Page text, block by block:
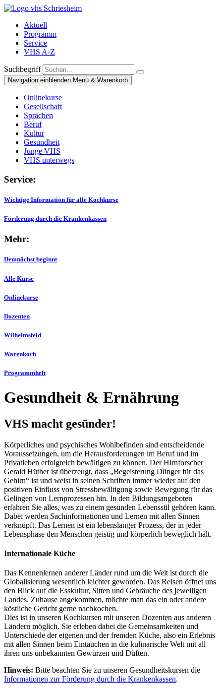
Aktuell
Programm
Service
VHS A-Z
Suchbegriff
Navigation einblenden Menü & Warenkorb
Onlinekurse
Gesellschaft
Sprachen
Beruf
Kultur
Gesundheit
Junge VHS
VHS unterwegs
Service:
Wichtige Information für alle Kochkurse
Förderung durch die Krankenkassen
Mehr:
Demnächst beginnt
Alle Kurse
Onlinekurse
Dozenten
Wilhelmsfeld
Warenkorb
Programmheft
Gesundheit & Ernährung
VHS macht gesünder!
Körperliches und psychisches Wohlbefinden sind entscheidende
Voraussetzungen, um die Herausforderungen im Beruf und im
Privatleben erfolgreich bewältigen zu können. Der Hirnforscher
Gerald Hüther ist überzeugt, dass „Begeisterung Dünger für das
Gehirn“ ist und weist in seinen Schriften immer wieder auf den
positiven Einfluss von Stressbewältigung sowie Bewegung für das
Gelingen von Lernprozessen hin. In den Bildungsangeboten
erfahren Sie alles, was zu einem gesunden Lebensstil gehören kann.
Dabei werden Sachinformationen und Lernen mit allen Sinnen
verknüpft. Das Lernen ist ein lebenslanger Prozess, der in jeder
Lebensphase den Menschen geistig und körperlich beweglich hält.
Internationale Küche
Das Kennenlernen anderer Länder rund um die Welt ist durch die
Globalisierung wesentlich leichter geworden. Das Reisen öffnet uns
den Blick auf die Esskultur, Sitten und Gebräuche des jeweiligen
Landes. Zuhause angekommen, möchte man das ein oder andere
köstliche Gericht gerne nachkochen.
Dies ist in unseren Kochkursen mit unseren Dozenten aus anderen
Ländern möglich. Sie erleben dabei die Gemeinsamkeiten und
Unterschiede der eigenen und der fremden Küche, also ein Erlebnis
mit allen Sinnen beim Eintauchen in die kulinarische Welt mit all
ihren uns unbekannten Gewürzen und Düften.
Hinweis: Bitte beachten Sie zu unseren Gesundheitskursen die
Informationen zur Förderung durch die Krankenkassen.